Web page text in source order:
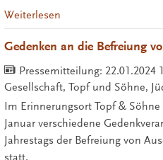
Weiterlesen
Gedenken an die Befreiung
Pressemitteilung: 22.01.2024
Gesellschaft, Topf und Söhne,
Im Erinnerungsort Topf &
Januar verschiedene
Jahrestags der Befreiung von